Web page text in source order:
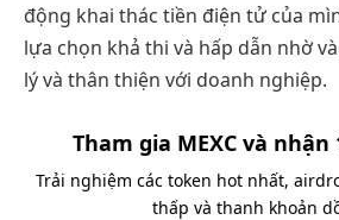
động khai thác tiền điện tử của
lựa chọn khả thi và hấp dẫn nhờ
lý và thân thiện với doanh nghiệp.
Tham gia MEXC và nhận
Trải nghiệm các token hot nhất,
thấp và thanh khoản